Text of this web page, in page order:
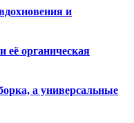
и
её органическая
а универсальные